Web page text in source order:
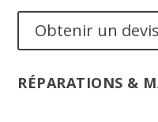
Obtenir un
RÉPARATIONS &